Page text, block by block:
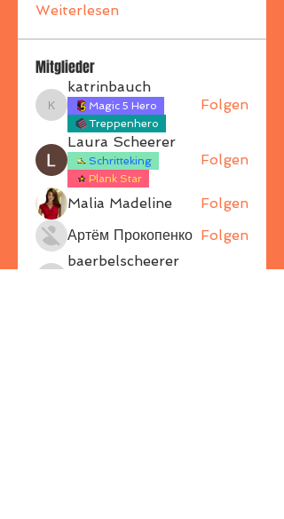
Weiterlesen
Mitglieder
katrinbauch
katrinbauch
Magic 5 Hero
Treppenhero
Folgen
Laura Scheerer
Schritteking
Plank Star
Folgen
Malia Madeline
Folgen
Артём Прокопенко Folgen
baerbelscheerer